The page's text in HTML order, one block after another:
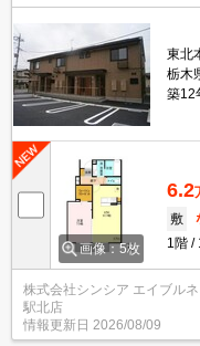
東北
栃木
築12
画像：5枚
6.2
敷
1階
株式会社シンシア エイブル
駅北店
情報更新日 2026/08/09